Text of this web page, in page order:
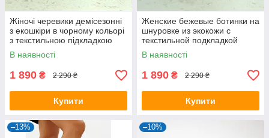
Жіночі черевики демісезонні
з екошкіри в чорному кольорі
з текстильною підкладкою
В наявності
1 890 ₴ 2 290 ₴
Купити
Женские бежевые ботинки на
шнуровке из экокожи с
текстильной подкладкой
В наявності
1 890 ₴ 2 290 ₴
Купити
–13% –10%